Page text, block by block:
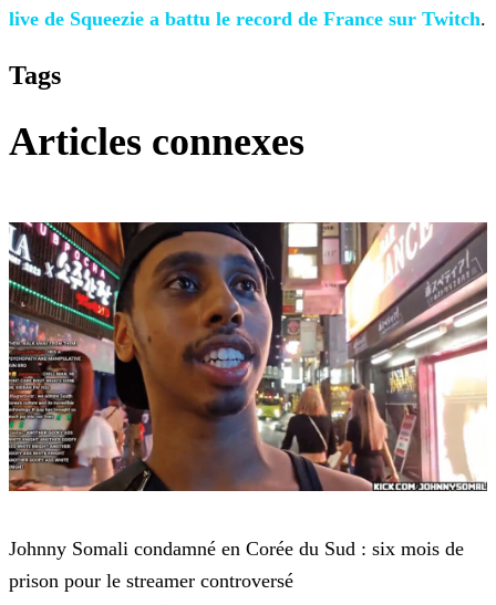
live de Squeezie a battu le record de France sur Twitch.
Tags
Articles connexes
Johnny Somali condamné en Corée du Sud : six mois de
prison pour le streamer controversé